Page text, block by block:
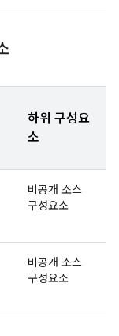
하위 구성요
소
비공개 소스
구성요소
비공개 소스
구성요소